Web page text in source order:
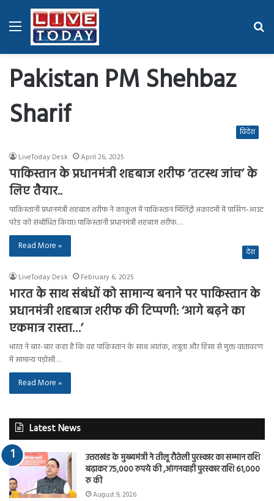
Menu
Pakistan PM Shehbaz
Sharif
विदेश
LiveToday Desk April 26, 2025
पाकिस्तान के प्रधानमंत्री शहबाज शरीफ ‘तटस्थ जांच’ के
लिए तैयार..
पाकिस्तानी प्रधानमंत्री शहबाज शरीफ ने काकुल में पाकिस्तान मिलिट्री अकादमी में पासिंग-आउट
परेड को संबोधित किया। पाकिस्तानी प्रधानमंत्री शहबाज शरीफ…
Read More »
देश
LiveToday Desk February 6, 2025
भारत के साथ संबंधों को सामान्य बनाने पर पाकिस्तान के
प्रधानमंत्री शहबाज शरीफ की टिप्पणी: ‘आगे बढ़ने का
एकमात्र रास्ता…’
भारत ने बार-बार कहा है कि वह पाकिस्तान के साथ आतंक, शत्रुता और हिंसा से मुक्त वातावरण
में सामान्य पड़ोसी…
Read More »
Latest News
उत्तराखंड के मुख्यमंत्री ने तीलू रौतेली पुरस्कार का सम्मान राशि
बढ़ाकर 75,000 रुपये की ,आंगनवाड़ी पुरस्कार राशि 61,000
रु की
August 9, 2026